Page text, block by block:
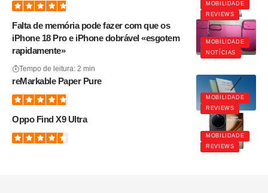
MOBILIDADE
REVIEWS
MOBILIDADE
NOTÍCIAS
Falta de memória pode fazer com que os
iPhone 18 Pro e iPhone dobrável «esgotem
rapidamente»
Tempo de leitura: 2 min
MOBILIDADE
REVIEWS
reMarkable Paper Pure
MOBILIDADE
REVIEWS
Oppo Find X9 Ultra